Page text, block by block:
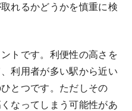
れるかどうかを慎重に検
トです。利便性の高さを
利用者が多い駅から近い
とつです。ただしその
なってしまう可能性があ